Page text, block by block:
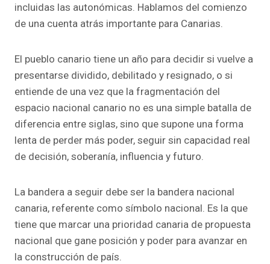
incluidas las autonómicas. Hablamos del comienzo
de una cuenta atrás importante para Canarias.
El pueblo canario tiene un año para decidir si vuelve a
presentarse dividido, debilitado y resignado, o si
entiende de una vez que la fragmentación del
espacio nacional canario no es una simple batalla de
diferencia entre siglas, sino que supone una forma
lenta de perder más poder, seguir sin capacidad real
de decisión, soberanía, influencia y futuro.
La bandera a seguir debe ser la bandera nacional
canaria, referente como símbolo nacional. Es la que
tiene que marcar una prioridad canaria de propuesta
nacional que gane posición y poder para avanzar en
la construcción de país.